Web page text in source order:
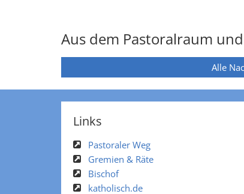
Aus dem Pastoralraum
Alle
Links
Pastoraler Weg
Gremien & Räte
Bischof
katholisch.de